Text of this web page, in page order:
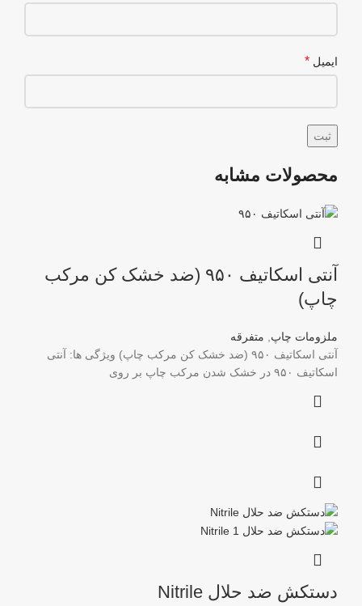
ایمیل *
محصولات مشابه
آنتی اسکاتیف ۹۵۰ (ضد خشک کن مرکب
چاپ)
ملزومات چاپ
متفرقه
آنتی اسکاتیف ۹۵۰ (ضد خشک کن مرکب چاپ) ویژگی ها: آنتی
اسکاتیف ۹۵۰ در خشک شدن مرکب چاپ بر روی
دستکش ضد حلال Nitrile